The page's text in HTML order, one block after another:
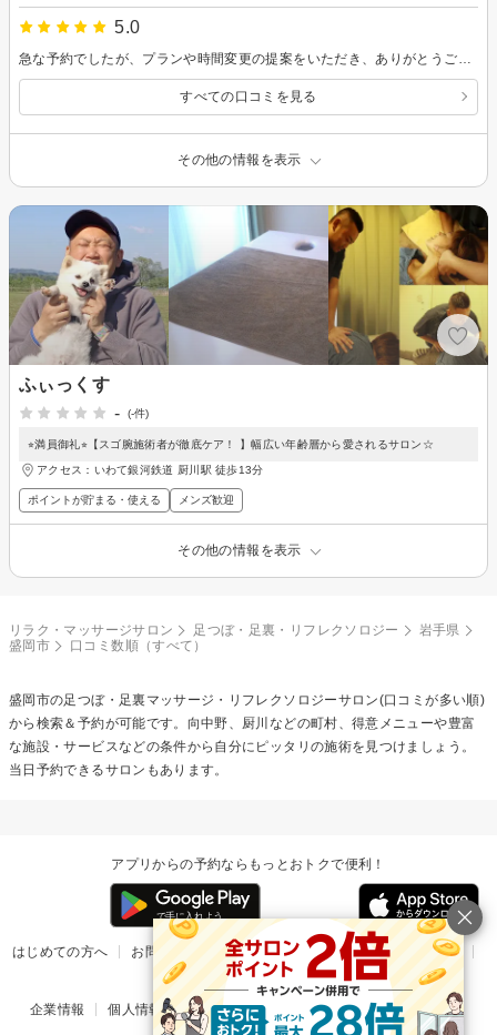
5.0
すべての口コミを見る
その他の情報を表示
ふぃっくす
-
(-件)
⭐︎満員御礼⭐︎【スゴ腕施術者が徹底ケア！ 】幅広い年齢層から愛されるサロン☆
アクセス：いわて銀河鉄道 厨川駅 徒歩13分
ポイントが貯まる・使える メンズ歓迎
その他の情報を表示
リラク・マッサージサロン 足つぼ・足裏・リフレクソロジー
岩手県
盛岡市
口コミ数順（すべて）
盛岡市の足つぼ・足裏マッサージ・リフレクソロジーサロン(口コミが多い順)
から検索＆予約が可能です。向中野、厨川などの町村、得意メニューや豊富
な施設・サービスなどの条件から自分にピッタリの施術を見つけましょう。
当日予約できるサロンもあります。
アプリからの予約ならもっとおトクで便利！
はじめての方へ お問い合わせ ヘルプ リリース情報
利用規約
掲載ご希望のサロン様
企業情報 個人情報保護方針 楽天のサービス一覧 アプリ一覧